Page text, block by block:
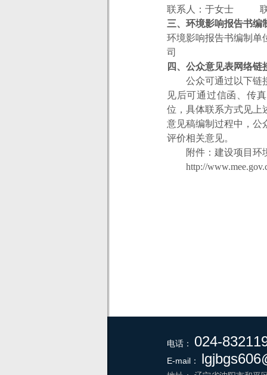
联系人： 于女士
联
三、环境影响报告书编
环境影响报告书编制单
司
四、公众意见表网络
公众可通过以下链
见后可通过信函、传
位，具体联系方式见上
意见稿编制过程中，公
评价相关意见。
附件：建设项目环
http://
电话： 024-
E-mail：